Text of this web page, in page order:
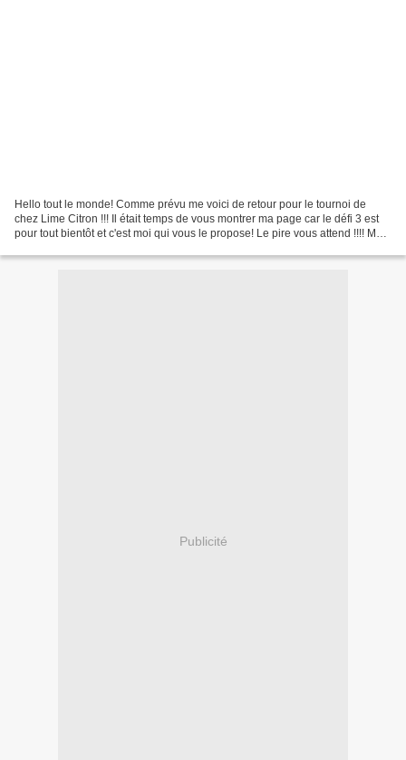
Hello tout le monde! Comme prévu me voici de retour pour le tournoi de
chez Lime Citron !!! Il était temps de vous montrer ma page car le défi 3 est
pour tout bientôt et c'est moi qui vous le propose! Le pire vous attend !!!! Mais
Publicité